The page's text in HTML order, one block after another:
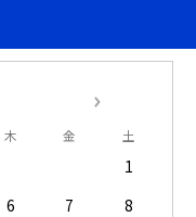
木 金 土
1
6 7
8